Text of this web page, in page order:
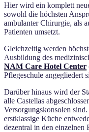
Hier wird ein komplett
sowohl die höchsten
ambulanter Chirurgie, als
Patienten umsetzt.
Gleichzeitig werden
Ausbildung des
NAM Care Hotel Center
Pflegeschule angegliedert
Darüber hinaus wird der
alle Castellas
Versorgungskonsolen
erstklassige Küche
dezentral in den einzelnen